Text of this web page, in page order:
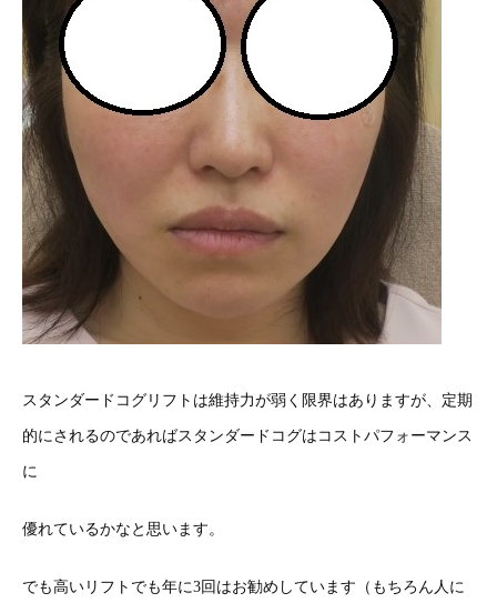
スタンダードコグリフトは維持力が弱く限界はありますが、定期
的にされるのであればスタンダードコグはコストパフォーマンス
に
優れているかなと思います。
でも高いリフトでも年に3回はお勧めしています（もちろん人に